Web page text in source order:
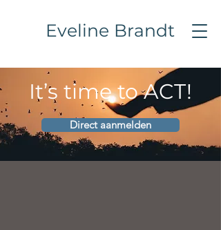
Eveline Brandt
It’s time to ACT!
Direct aanmelden